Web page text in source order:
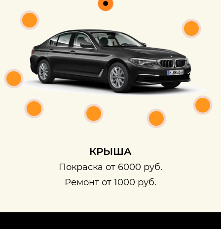
КРЫША
Покраска от 6000 руб.
Ремонт от 1000 руб.